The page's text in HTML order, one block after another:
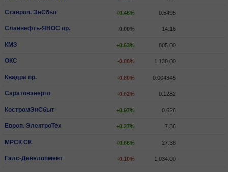
Ставроп. ЭнСбыт +0.46% 0.5495
Славнефть-ЯНОС пр. 0.00% 14.16
КМЗ +0.63% 805.00
ОКС -0.88% 1 130.00
Квадра пр. -0.80% 0.004345
Саратовэнерго -0.62% 0.1282
КостромЭнСбыт +0.97% 0.626
Европ. ЭлектроТех +0.27% 7.36
МРСК СК +0.66% 27.38
Галс-Девелопмент -0.10% 1 034.00